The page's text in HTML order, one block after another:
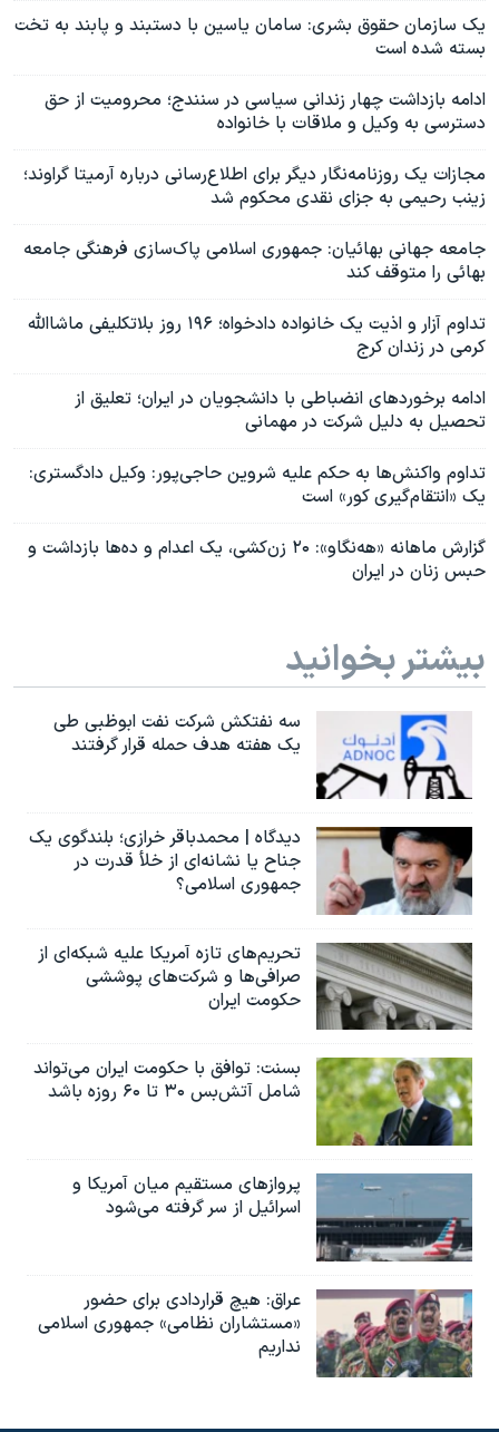
یک سازمان حقوق بشری: سامان یاسین با دستبند و پابند به تخت
بسته شده است
ادامه بازداشت چهار زندانی سیاسی در سنندج؛ محرومیت از حق
دسترسی به وکیل و ملاقات با خانواده
مجازات یک روزنامه‌نگار دیگر برای اطلاع‌رسانی درباره آرمیتا گراوند؛
زینب رحیمی به جزای نقدی محکوم شد
جامعه جهانی بهائیان: جمهوری اسلامی پاک‌سازی فرهنگی جامعه
بهائی را متوقف کند
تداوم آزار و اذیت یک خانواده دادخواه؛ ۱۹۶ روز بلاتکلیفی ماشاالله
کرمی در زندان کرج
ادامه برخورد‌های انضباطی با دانشجویان در ایران؛ تعلیق از
تحصیل به دلیل شرکت در مهمانی
تداوم واکنش‌ها به حکم علیه شروین حاجی‌پور: وکیل دادگستری:
یک «انتقام‌گیری کور» است
گزارش ماهانه «هه‌نگاو»: ۲۰ زن‌کشی، یک اعدام و ده‌ها بازداشت و
حبس زنان در ایران
بیشتر بخوانید
سه نفتکش شرکت نفت ابوظبی طی
یک هفته هدف حمله قرار گرفتند
دیدگاه | محمدباقر خرازی؛ بلندگوی یک
جناح یا نشانه‌ای از خلأ قدرت در
جمهوری اسلامی؟
تحریم‌های تازه آمریکا علیه شبکه‌ای از
صرافی‌ها و شرکت‌های پوششی
حکومت ایران
بسنت: توافق با حکومت ایران می‌تواند
شامل آتش‌بس ۳۰ تا ۶۰ روزه باشد
پروازهای مستقیم میان آمریکا و
اسرائیل از سر گرفته می‌شود
عراق: هیچ قراردادی برای حضور
«مستشاران نظامی» جمهوری اسلامی
نداریم